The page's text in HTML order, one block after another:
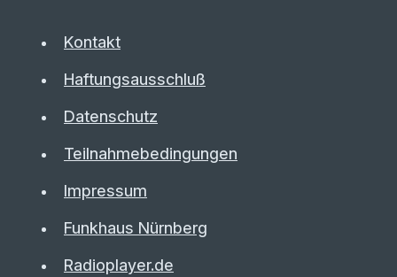
Kontakt
Haftungsausschluß
Datenschutz
Teilnahmebedingungen
Impressum
Funkhaus Nürnberg
Radioplayer.de